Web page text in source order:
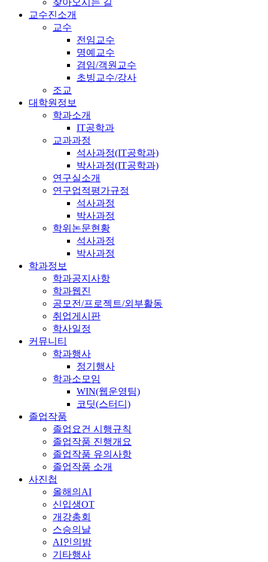
교수진소개
교수
전임교수
명예교수
겸임/객원교수
초빙교수/강사
조교
대학원정보
학과소개
IT공학과
교과과정
석사과정(IT공학과)
박사과정(IT공학과)
연구실소개
연구업적평가규정
석사과정
박사과정
학위논문현황
석사과정
박사과정
학과정보
학과공지사항
학과웹진
공모전/프로젝트/외부활동
취업게시판
학사일정
커뮤니티
학과행사
정기행사
학과소모임
WIN(웹운영팀)
코딧(스터디)
졸업작품
졸업요건 시행규칙
졸업작품 진행개요
졸업작품 유의사항
졸업작품 소개
사진첩
올해의AI
신입생OT
개강총회
스승의날
AI인의밤
기타행사